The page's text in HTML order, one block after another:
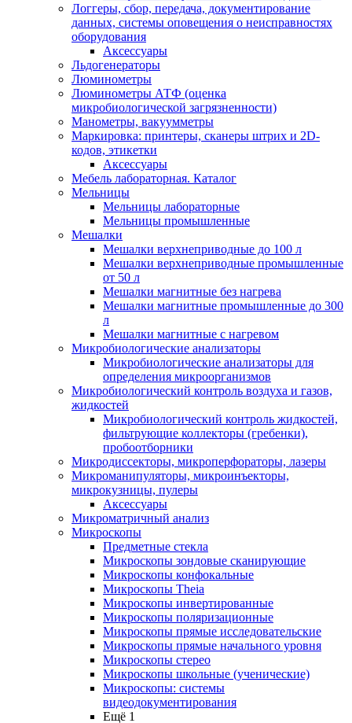
Логгеры, сбор, передача, документирование
данных, системы оповещения о неисправностях
оборудования
Аксессуары
Льдогенераторы
Люминометры
Люминометры АТФ (оценка
микробиологической загрязненности)
Манометры, вакуумметры
Маркировка: принтеры, сканеры штрих и 2D-
кодов, этикетки
Аксессуары
Мебель лабораторная. Каталог
Мельницы
Мельницы лабораторные
Мельницы промышленные
Мешалки
Мешалки верхнеприводные до 100 л
Мешалки верхнеприводные промышленные
от 50 л
Мешалки магнитные без нагрева
Мешалки магнитные промышленные до 300
л
Мешалки магнитные с нагревом
Микробиологические анализаторы
Микробиологические анализаторы для
определения микроорганизмов
Микробиологический контроль воздуха и газов,
жидкостей
Микробиологический контроль жидкостей,
фильтрующие коллекторы (гребенки),
пробоотборники
Микродиссекторы, микроперфораторы, лазеры
Микроманипуляторы, микроинъекторы,
микрокузницы, пулеры
Аксессуары
Микроматричный анализ
Микроскопы
Предметные стекла
Микроскопы зондовые сканирующие
Микроскопы конфокальные
Микроскопы Theia
Микроскопы инвертированные
Микроскопы поляризационные
Микроскопы прямые исследовательские
Микроскопы прямые начального уровня
Микроскопы стерео
Микроскопы школьные (ученические)
Микроскопы: системы
видеодокументирования
Ещё 1